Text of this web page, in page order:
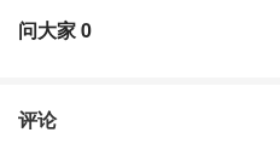
问大家0
评论